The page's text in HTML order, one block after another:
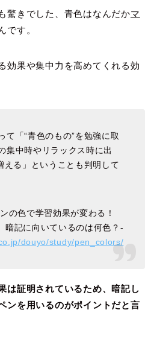
驚きでした、青色はなんだかマ
です。
効果や集中力を高めてくれる効
て「“青色のもの”を勉強に取
集中時やリラックス時に出
える」ということも判明して
の色で学習効果が変わる！
暗記に向いているのは何色？-
douyo/study/pen_colors/
は証明されているため、暗記し
ンを用いるのがポイントだと言